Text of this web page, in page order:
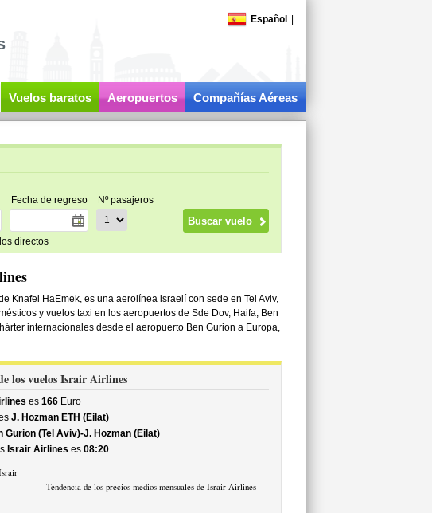
Español
Vuelos baratos Aeropuertos Compañías Aéreas
Fecha de regreso Nº pasajeros
directos
Knafei HaEmek, es una aerolínea israelí con sede en Tel Aviv,
y vuelos taxi en los aeropuertos de Sde Dov, Haifa, Ben
internacionales desde el aeropuerto Ben Gurion a Europa,
los vuelos Israir Airlines
es 166Euro
J. Hozman ETH (Eilat)
Gurion (Tel Aviv)-J. Hozman (Eilat)
Israir Airlines es 08:20
Tendencia de los precios medios mensuales de Israir Airlines